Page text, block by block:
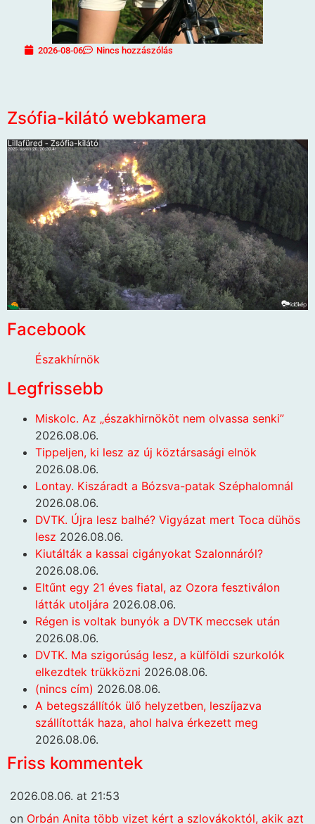
2026-08-06 Nincs hozzászólás
Zsófia-kilátó webkamera
Facebook
Északhírnök
Legfrissebb
Miskolc. Az „északhirnököt nem olvassa senki”
2026.08.06.
Tippeljen, ki lesz az új köztársasági elnök
2026.08.06.
Lontay. Kiszáradt a Bózsva-patak Széphalomnál
2026.08.06.
DVTK. Újra lesz balhé? Vigyázat mert Toca dühös
lesz 2026.08.06.
Kiutálták a kassai cigányokat Szalonnáról?
2026.08.06.
Eltűnt egy 21 éves fiatal, az Ozora fesztiválon
látták utoljára 2026.08.06.
Régen is voltak bunyók a DVTK meccsek után
2026.08.06.
DVTK. Ma szigorúság lesz, a külföldi szurkolók
elkezdtek trükközni 2026.08.06.
(nincs cím) 2026.08.06.
A betegszállítók ülő helyzetben, leszíjazva
szállították haza, ahol halva érkezett meg
2026.08.06.
Friss kommentek
2026.08.06. at 21:53
on Orbán Anita több vizet kért a szlovákoktól, akik azt